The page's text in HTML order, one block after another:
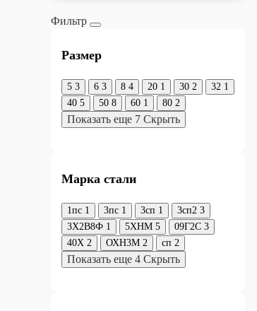
Фильтр
Размер
5 3 6 3 8 4 20 1 30 2 32 1
40 5 50 8 60 1 80 2
Показать еще 7 Скрыть
Марка стали
1пс 1 3пс 1 3сп 1 3сп2 3
3Х2В8Ф 1 5ХНМ 5 09Г2С 3
40Х 2 ОХН3М 2 сп 2
Показать еще 4 Скрыть